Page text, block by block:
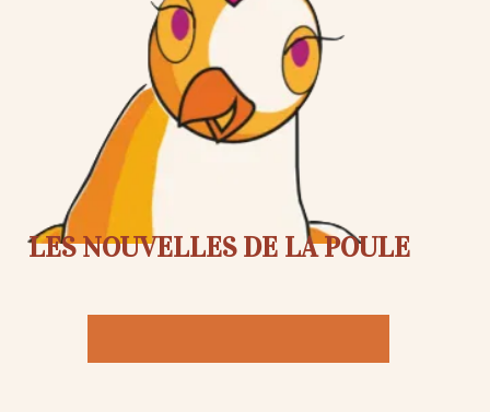
LES NOUVELLES DE LA POULE